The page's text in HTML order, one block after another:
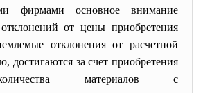
фирмами основное внимание
отклонений от цены приобретения
отклонения от расчетной
достигаются за счет приобретения
материалов с